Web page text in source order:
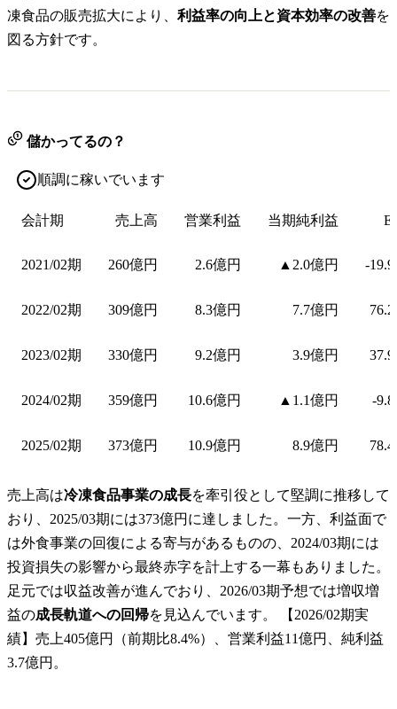
凍食品の販売拡大により、 利益率の向上と資本効率の改善を
図る方針です。
儲かってるの？
順調に稼いでいます
会計期 売上高 営業利益 当期純利益
2021/02期 260億円 2.6億円 ▲2.0億円 -
2022/02期 309億円 8.3億円 7.7億円
2023/02期 330億円 9.2億円 3.9億円
2024/02期 359億円 10.6億円 ▲1.1億円 -
2025/02期 373億円 10.9億円 8.9億円
売上高は冷凍食品事業の成長を牽引役として堅調に推移して
おり、2025/03期には373億円に達しました。一方、利益面で
は外食事業の回復による寄与があるものの、2024/03期には
投資損失の影響から最終赤字を計上する一幕もありました。
足元では収益改善が進んでおり、2026/03期予想では増収増
益の成長軌道への回帰を見込んでいます。 【2026/02期実
績】売上405億円（前期比8.4%）、営業利益11億円、純利益
3.7億円。